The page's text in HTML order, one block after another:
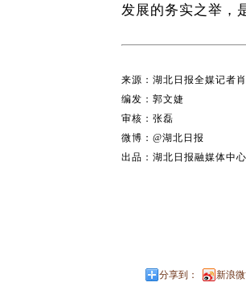
发展的务实之举，
来源： 湖北日报全媒记者
编发：郭文婕
审核：张磊
微博：@湖北日报
出品：湖北日报融媒体中心
分享到： 新浪